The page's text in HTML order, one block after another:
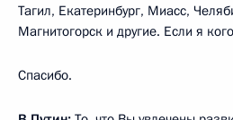
Тагил, Екатеринбург, Миасс,
Магнитогорск и другие. Если я
Спасибо.